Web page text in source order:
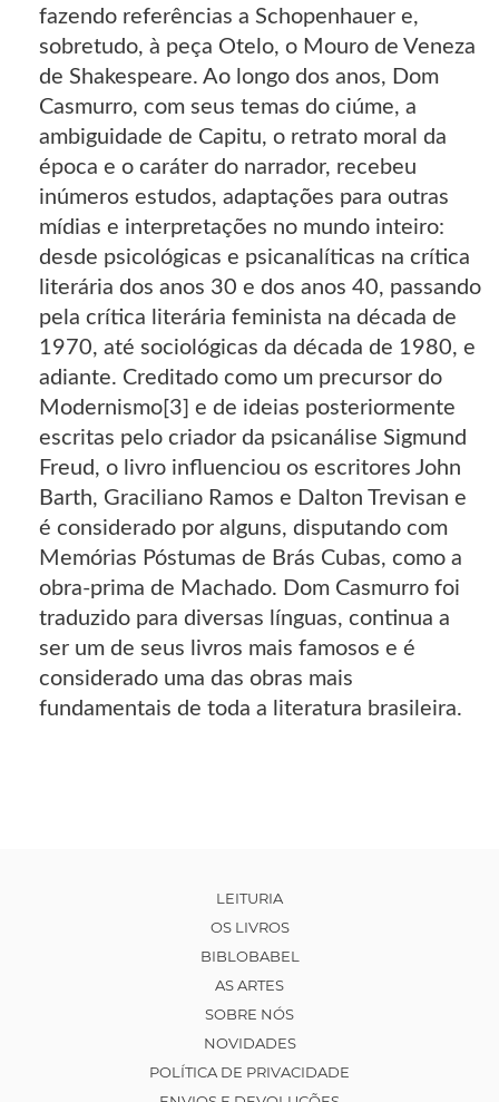
fazendo referências a Schopenhauer e,
sobretudo, à peça Otelo, o Mouro de Veneza
de Shakespeare. Ao longo dos anos, Dom
Casmurro, com seus temas do ciúme, a
ambiguidade de Capitu, o retrato moral da
época e o caráter do narrador, recebeu
inúmeros estudos, adaptações para outras
mídias e interpretações no mundo inteiro:
desde psicológicas e psicanalíticas na crítica
literária dos anos 30 e dos anos 40, passando
pela crítica literária feminista na década de
1970, até sociológicas da década de 1980, e
adiante. Creditado como um precursor do
Modernismo[3] e de ideias posteriormente
escritas pelo criador da psicanálise Sigmund
Freud, o livro influenciou os escritores John
Barth, Graciliano Ramos e Dalton Trevisan e
é considerado por alguns, disputando com
Memórias Póstumas de Brás Cubas, como a
obra-prima de Machado. Dom Casmurro foi
traduzido para diversas línguas, continua a
ser um de seus livros mais famosos e é
considerado uma das obras mais
fundamentais de toda a literatura brasileira.
LEITURIA
OS LIVROS
BIBLOBABEL
AS ARTES
SOBRE NÓS
NOVIDADES
POLÍTICA DE PRIVACIDADE